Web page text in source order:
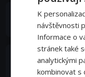
Geraldine Singer
Julia Denton
Natalie
K
návštěvnosti
Informace o
stránek také
analytickými
kombinovat s